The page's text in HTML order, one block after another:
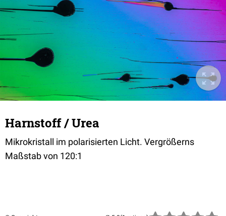
Harnstoff / Urea
Mikrokristall im polarisierten Licht. Vergrößerns
Maßstab von 120:1